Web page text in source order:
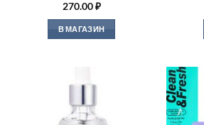
270.00₽
В МАГАЗИН